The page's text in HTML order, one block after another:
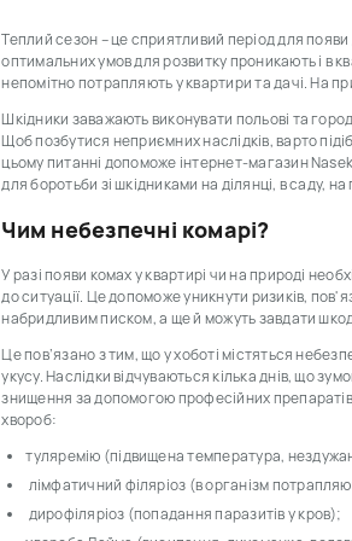
Теплий сезон – це сприятливий період для
оптимальних умов для розвитку проникають і в
непомітно потрапляють у квартири та дачі. На
Шкідники заважають виконувати польові та
Щоб позбутися неприємних наслідків, варто
цьому питанні допоможе інтернет-магазин
для боротьби зі шкідниками на ділянці, в саду, на
Чим небезпечні комарі?
У разі появи комах у квартирі чи на природі
до ситуації. Це допоможе уникнути ризиків,
набридливим писком, а ще й можуть завдати
Це пов’язано з тим, що у хоботі містяться
укусу. Наслідки відчуваються кілька днів, що
знищення за допомогою професійних
хвороб:
туляремію (підвищена температура,
лімфатичний філяріоз (в організм
дирофіляріоз (попадання паразитів у кров);